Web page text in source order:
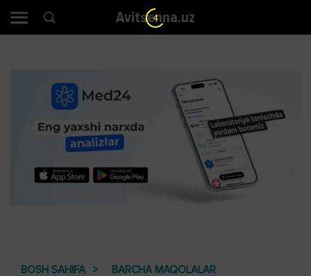
Avitsenna.uz
BOSH SAHIFA BARCHA MAQOLALAR
3